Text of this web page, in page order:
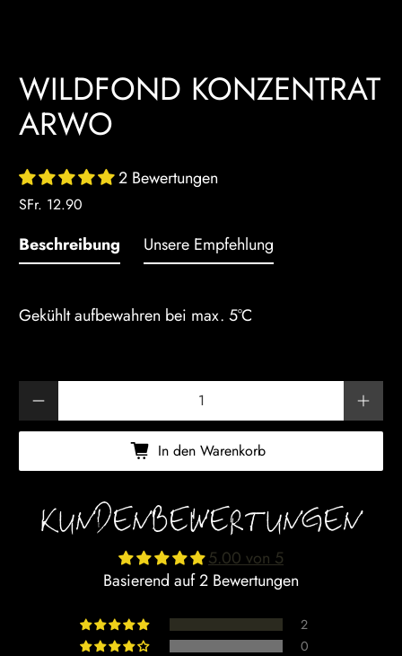
WILDFOND KONZENTRAT
ARWO
2 Bewertungen
SFr. 12.90
Beschreibung
Gekühlt aufbewahren bei max. 5°C
Unsere Empfehlung
In den Warenkorb
KUNDENBEWERTUNGEN
5.00 von 5
Basierend auf 2 Bewertungen
2
0